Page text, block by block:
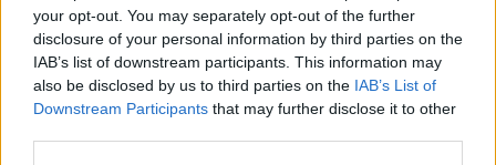
your opt-out. You may separately opt-out of the further
disclosure of your personal information by third parties on the
IAB’s list of downstream participants. This information may
also be disclosed by us to third parties on the IAB’s List of
Downstream Participants that may further disclose it to other
lidhëse në Papër do të
ndërtohet në një fazë të
dytë
njësia administrative të
bëhet sërish bashki